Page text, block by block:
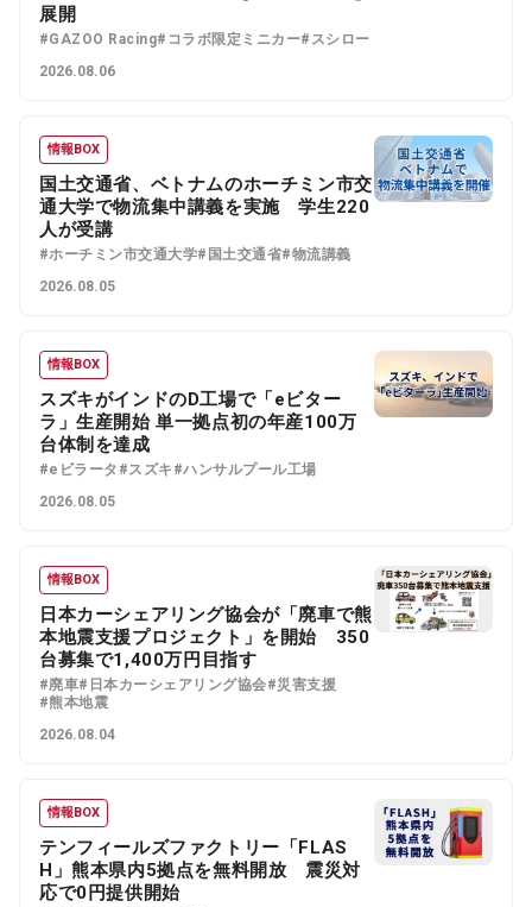
展開
#GAZOO Racing#コラボ限定ミニカー#スシロー
2026.08.06
情報BOX
国土交通省、ベトナムのホーチミン市交
通大学で物流集中講義を実施 学生220
人が受講
#ホーチミン市交通大学#国土交通省#物流講義
2026.08.05
情報BOX
スズキがインドのD工場で「eビター
ラ」生産開始 単一拠点初の年産100万
台体制を達成
#eビラータ #スズキ #ハンサルプール工場
2026.08.05
情報BOX
日本カーシェアリング協会が「廃車で熊
本地震支援プロジェクト」を開始 350
台募集で1,400万円目指す
#廃車#日本カーシェアリング協会#災害支援
#熊本地震
2026.08.04
情報BOX
テンフィールズファクトリー「FLAS
H」熊本県内5拠点を無料開放 震災対
応で0円提供開始